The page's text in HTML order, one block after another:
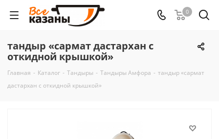
0
тандыр «сармат дастархан c
откидной крышкой»
Главная - Каталог - Тандыры - Тандыры Амфора - тандыр «сармат
дастархан c откидной крышкой»